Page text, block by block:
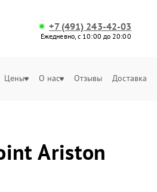
+7 (491) 243-42-03
Ежедневно, с 10:00 до 20:00
Цены О нас Отзывы Доставка
Ariston